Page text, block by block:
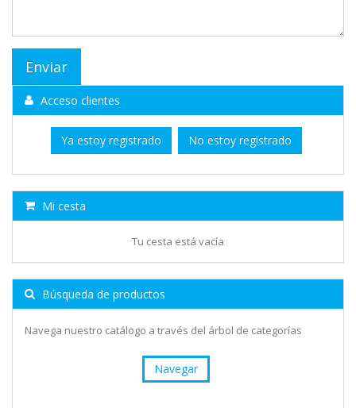
Acceso clientes
Ya estoy registrado No estoy registrado
Mi cesta
Tu cesta está vacía
Búsqueda de productos
Navega nuestro catálogo a través del árbol de categorías
Navegar